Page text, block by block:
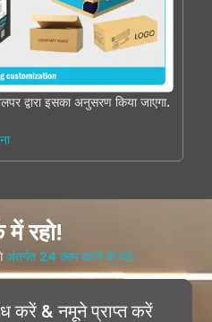
द्वारा इसका अनुसरण किया जाएगा.
में रहो!
अंतर्गत 24 काम करने के घंटे.
करें & नमूने प्राप्त करें